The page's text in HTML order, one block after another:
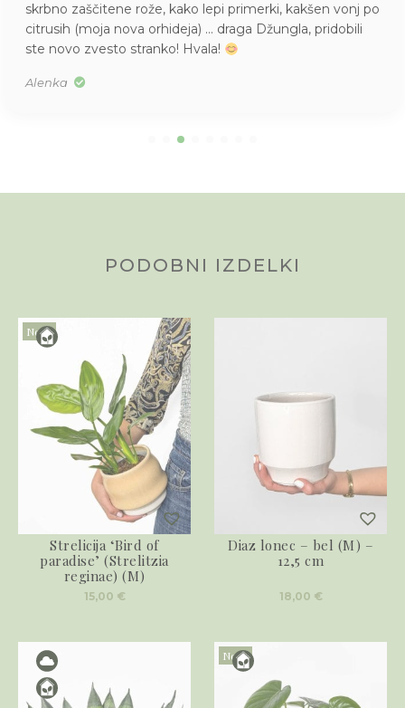
skrbno zaščitene rože, kako lepi primerki, kakšen vonj po
citrusih (moja nova orhideja) … draga Džungla, pridobili
ste novo zvesto stranko! Hvala!
Alenka
PODOBNI IZDELKI
Novo
Strelicija ‘Bird of
paradise’ (Strelitzia
reginae) (M)
15,00 €
Diaz lonec – bel (M) –
12,5 cm
18,00 €
Novo